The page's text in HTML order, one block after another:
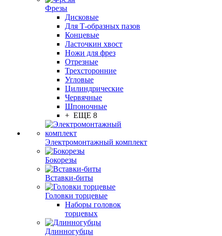
Фрезы
Дисковые
Для Т-образных пазов
Концевые
Ласточкин хвост
Ножи для фрез
Отрезные
Трехсторонние
Угловые
Цилиндрические
Червячные
Шпоночные
+ ЕЩЕ 8
Электромонтажный комплект
Бокорезы
Вставки-биты
Головки торцевые
Наборы головок
торцевых
Длинногубцы